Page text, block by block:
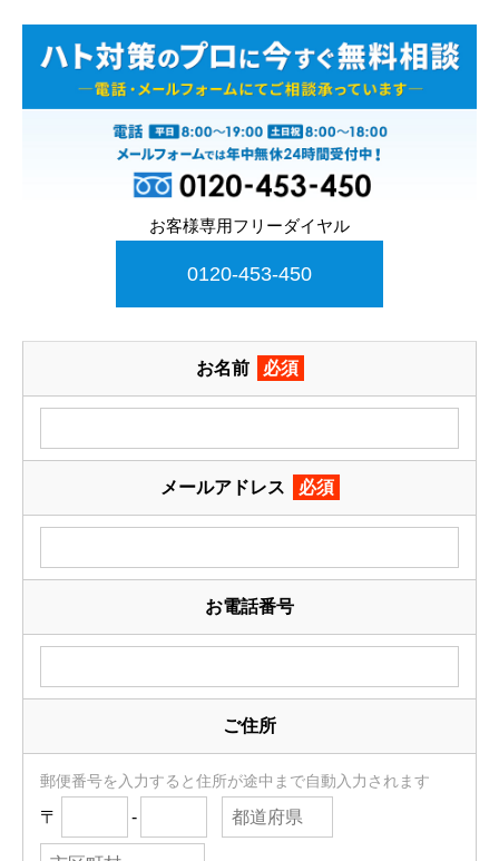
お客様専用フリーダイヤル
0120-453-450
お名前 必須
メールアドレス 必須
お電話番号
ご住所
郵便番号を入力すると住所が途中まで自動入力されます
〒 -